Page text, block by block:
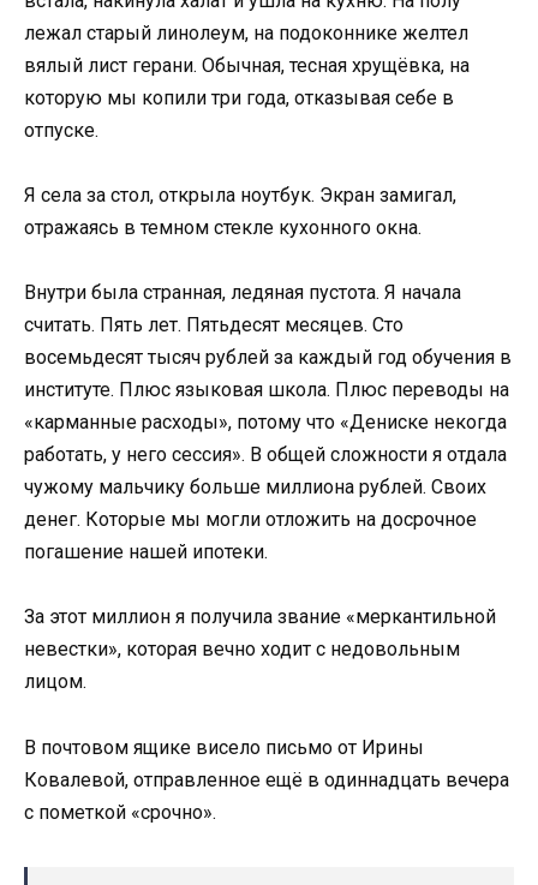
лежал старый линолеум, на подоконнике желтел
вялый лист герани. Обычная, тесная хрущёвка, на
которую мы копили три года, отказывая себе в
отпуске.
Я села за стол, открыла ноутбук. Экран замигал,
отражаясь в темном стекле кухонного окна.
Внутри была странная, ледяная пустота. Я начала
считать. Пять лет. Пятьдесят месяцев. Сто
восемьдесят тысяч рублей за каждый год обучения в
институте. Плюс языковая школа. Плюс переводы на
«карманные расходы», потому что «Дениске некогда
работать, у него сессия». В общей сложности я отдала
чужому мальчику больше миллиона рублей. Своих
денег. Которые мы могли отложить на досрочное
погашение нашей ипотеки.
За этот миллион я получила звание «меркантильной
невестки», которая вечно ходит с недовольным
лицом.
В почтовом ящике висело письмо от Ирины
Ковалевой, отправленное ещё в одиннадцать вечера
с пометкой «срочно».